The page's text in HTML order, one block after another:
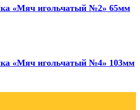
«Мяч игольчатый №2» 65мм
«Мяч игольчатый №4» 103мм